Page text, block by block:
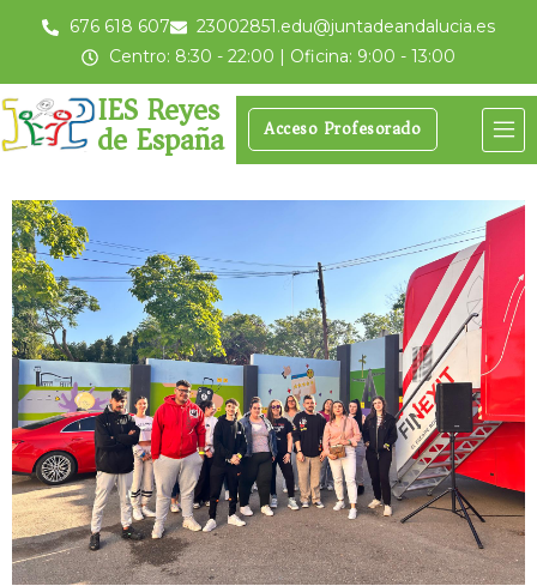
676 618 607
23002851.edu@juntadeandalucia.es
Centro: 8:30 - 22:00 | Oficina: 9:00 - 13:00
IES Reyes
de España Acceso Profesorado